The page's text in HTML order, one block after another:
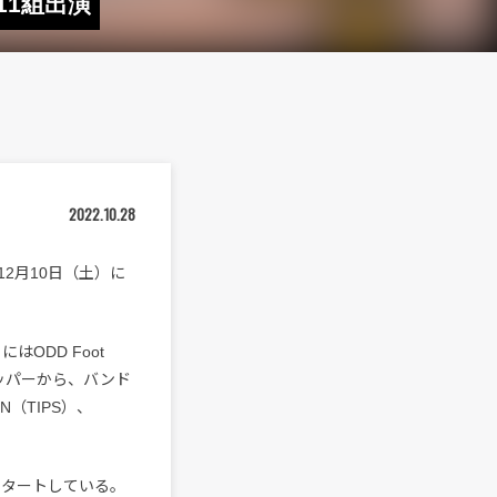
2022.10.28
月10日（土）に
はODD Foot
ーから、バンド
TIPS）、
ートしている。